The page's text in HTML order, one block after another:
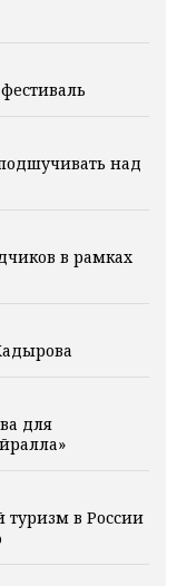
над
в рамках
для
в России